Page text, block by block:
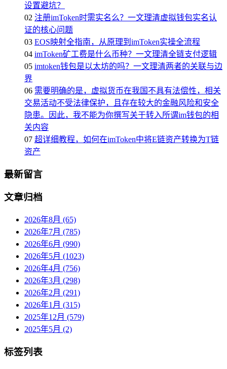
设置避坑？
02 注册imToken时需实名么？一文理清虚拟钱包实名认
证的核心问题
03 EOS映射全指南，从原理到imToken实操全流程
04 imToken矿工费是什么币种？一文理清全链支付逻辑
05 imtoken钱包是以太坊的吗？一文理清两者的关联与边
界
06 需要明确的是，虚拟货币在我国不具有法偿性，相关
交易活动不受法律保护，且存在较大的金融风险和安全
隐患。因此，我不能为你撰写关于转入所谓im钱包的相
关内容
07 超详细教程，如何在imToken中将E链资产转换为T链
资产
最新留言
文章归档
2026年8月 (65)
2026年7月 (785)
2026年6月 (990)
2026年5月 (1023)
2026年4月 (756)
2026年3月 (298)
2026年2月 (291)
2026年1月 (315)
2025年12月 (579)
2025年5月 (2)
标签列表